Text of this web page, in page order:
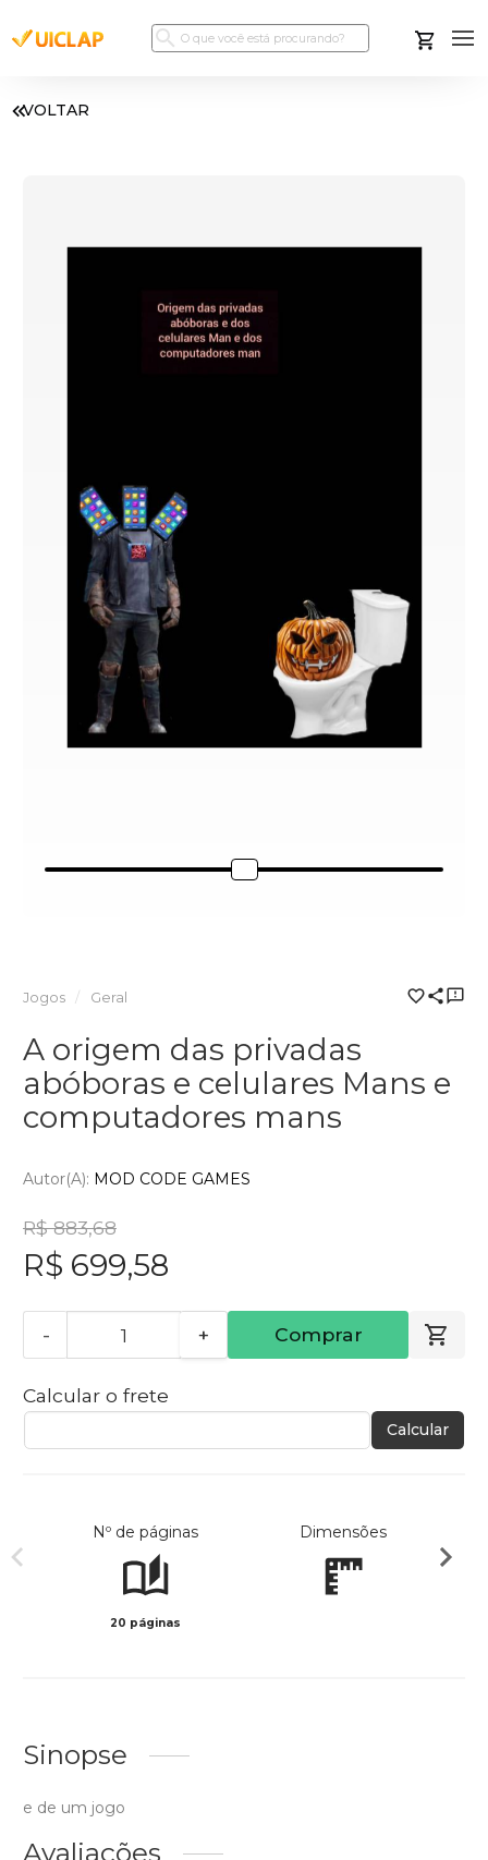
VOLTAR
Jogos Geral
A origem das privadas
abóboras e celulares Mans e
computadores mans
Autor(a): MOD CODE GAMES
R$ 883,68
R$ 699,58
- + Comprar
Calcular o frete
Calcular
Nº de páginas
20 páginas
Dimensões
Sinopse
e de um jogo
Avaliações